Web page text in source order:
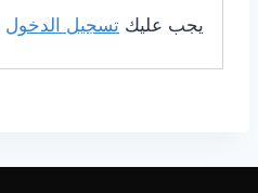
يجب عليك تسجيل الدخول